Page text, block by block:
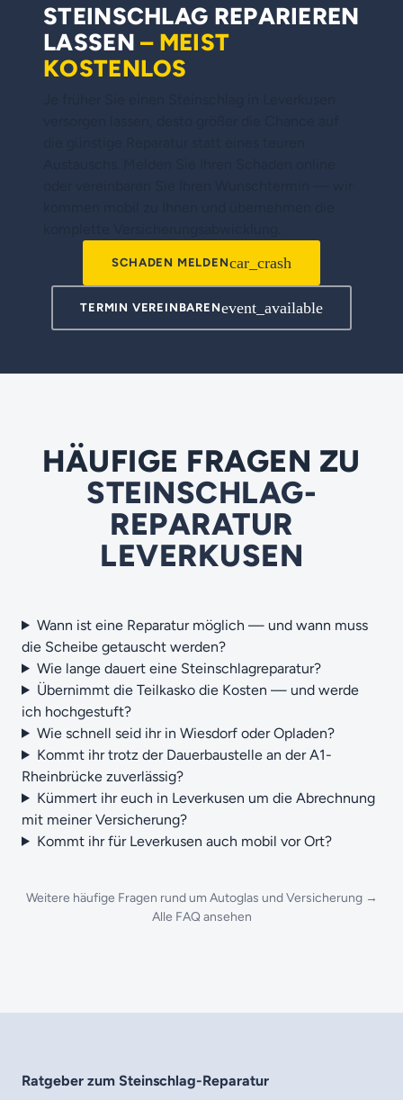
STEINSCHLAG REPARIEREN
LASSEN– MEIST
KOSTENLOS
SCHADEN MELDENcar_crash
TERMIN VEREINBARENevent_available
HÄUFIGE FRAGEN ZU
STEINSCHLAG-
REPARATUR
LEVERKUSEN
Wann ist eine Reparatur möglich — und wann muss
die Scheibe getauscht werden?
Wie lange dauert eine Steinschlagreparatur?
Übernimmt die Teilkasko die Kosten — und werde
ich hochgestuft?
Wie schnell seid ihr in Wiesdorf oder Opladen?
Kommt ihr trotz der Dauerbaustelle an der A1-
Rheinbrücke zuverlässig?
Kümmert ihr euch in Leverkusen um die Abrechnung
mit meiner Versicherung?
Kommt ihr für Leverkusen auch mobil vor Ort?
Weitere häufige Fragen rund um Autoglas und Versicherung →
Alle FAQ ansehen
Ratgeber zum Steinschlag-Reparatur